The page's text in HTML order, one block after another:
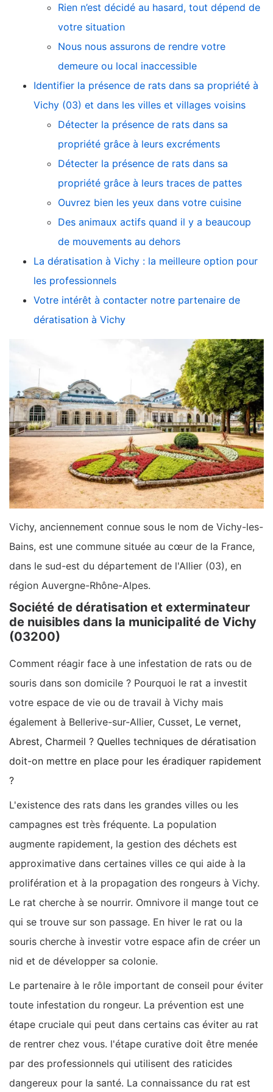
Rien n’est décidé au hasard, tout dépend de
votre situation
Nous nous assurons de rendre votre
demeure ou local inaccessible
Identifier la présence de rats dans sa propriété à
Vichy (03) et dans les villes et villages voisins
Détecter la présence de rats dans sa
propriété grâce à leurs excréments
Détecter la présence de rats dans sa
propriété grâce à leurs traces de pattes
Ouvrez bien les yeux dans votre cuisine
Des animaux actifs quand il y a beaucoup
de mouvements au dehors
La dératisation à Vichy : la meilleure option pour
les professionnels
Votre intérêt à contacter notre partenaire de
dératisation à Vichy
Vichy, anciennement connue sous le nom de Vichy-les-
Bains, est une commune située au cœur de la France,
dans le sud-est du département de l'Allier (03), en
région Auvergne-Rhône-Alpes.
Société de dératisation et exterminateur
de nuisibles dans la municipalité de Vichy
(03200)
Comment réagir face à une infestation de rats ou de
souris dans son domicile ? Pourquoi le rat a investit
votre espace de vie ou de travail à Vichy mais
également à Bellerive-sur-Allier, Cusset, Le vernet,
Abrest, Charmeil ? Quelles techniques de dératisation
doit-on mettre en place pour les éradiquer rapidement
?
L'existence des rats dans les grandes villes ou les
campagnes est très fréquente. La population
augmente rapidement, la gestion des déchets est
approximative dans certaines villes ce qui aide à la
prolifération et à la propagation des rongeurs à Vichy.
Le rat cherche à se nourrir. Omnivore il mange tout ce
qui se trouve sur son passage. En hiver le rat ou la
souris cherche à investir votre espace afin de créer un
nid et de développer sa colonie.
Le partenaire à le rôle important de conseil pour éviter
toute infestation du rongeur. La prévention est une
étape cruciale qui peut dans certains cas éviter au rat
de rentrer chez vous. l'étape curative doit être menée
par des professionnels qui utilisent des raticides
dangereux pour la santé. La connaissance du rat est